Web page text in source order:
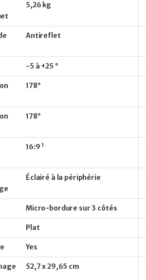
5,26 kg
Antireflet
-5 à +25 °
178°
178°
16:91
Éclairé à la périphérie
Micro-bordure sur 3 côtés
Plat
Yes
52,7 x 29,65 cm